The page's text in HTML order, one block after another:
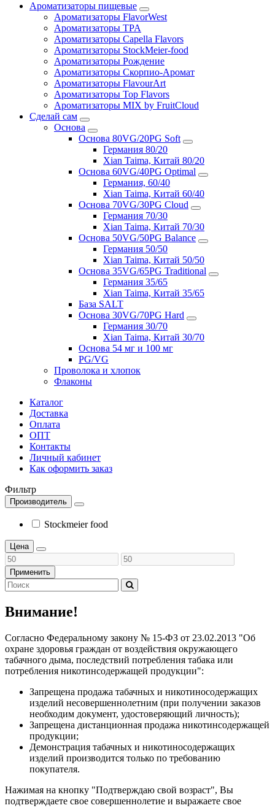
Ароматизаторы пищевые
Ароматизаторы FlavorWest
Ароматизаторы TPA
Ароматизаторы Capella Flavors
Ароматизаторы StockMeier-food
Ароматизаторы Рождение
Ароматизаторы Скорпио-Аромат
Ароматизаторы FlavourArt
Ароматизаторы Top Flavors
Ароматизаторы MIX by FruitCloud
Сделай сам
Основа
Основа 80VG/20PG Soft
Германия 80/20
Xian Taima, Китай 80/20
Основа 60VG/40PG Optimal
Германия, 60/40
Xian Taima, Китай 60/40
Основа 70VG/30PG Cloud
Германия 70/30
Xian Taima, Китай 70/30
Основа 50VG/50PG Balance
Германия 50/50
Xian Taima, Китай 50/50
Основа 35VG/65PG Traditional
Германия 35/65
Xian Taima, Китай 35/65
База SALT
Основа 30VG/70PG Hard
Германия 30/70
Xian Taima, Китай 30/70
Основа 54 мг и 100 мг
PG/VG
Проволока и хлопок
Флаконы
Каталог
Доставка
Оплата
ОПТ
Контакты
Личный кабинет
Как оформить заказ
Фильтр
Производитель
Stockmeier food
Цена
Применить
Внимание!
Согласно Федеральному закону № 15-ФЗ от 23.02.2013 "Об
охране здоровья граждан от воздействия окружающего
табачного дыма, последствий потребления табака или
потребления никотинсодержащей продукции":
Запрещена продажа табачных и никотиносодержащих
изделий несовершеннолетним (при получении заказов
необходим документ, удостоверяющий личность);
Запрещена дистанционная продажа никотинсодержащей
продукции;
Демонстрация табачных и никотиносодержащих
изделий производится только по требованию
покупателя.
Нажимая на кнопку "Подтверждаю свой возраст", Вы
подтверждаете свое совершеннолетие и выражаете свое